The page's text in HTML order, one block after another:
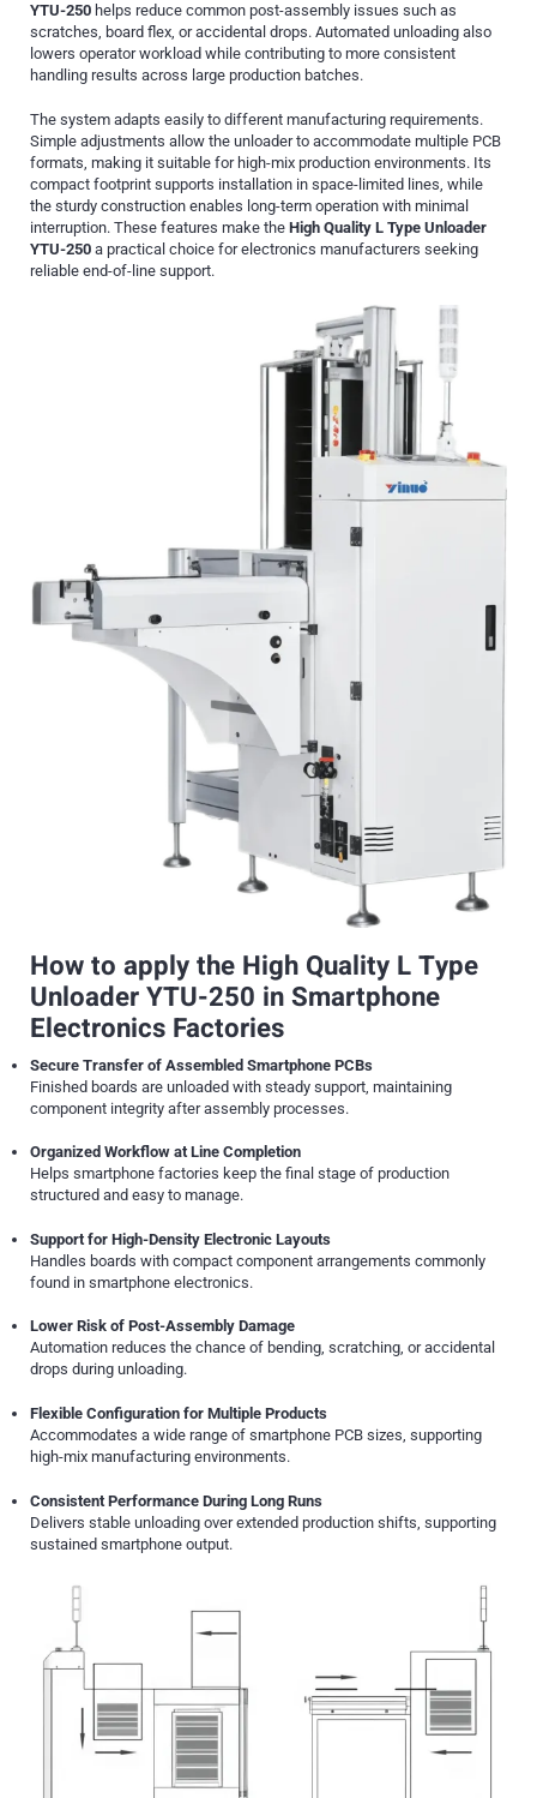
YTU-250 helps reduce common post-assembly issues such as
scratches, board flex, or accidental drops. Automated unloading also
lowers operator workload while contributing to more consistent
handling results across large production batches.
The system adapts easily to different manufacturing requirements.
Simple adjustments allow the unloader to accommodate multiple PCB
formats, making it suitable for high-mix production environments. Its
compact footprint supports installation in space-limited lines, while
the sturdy construction enables long-term operation with minimal
interruption. These features make the High Quality L Type Unloader
YTU-250 a practical choice for electronics manufacturers seeking
reliable end-of-line support.
How to apply the High Quality L Type
Unloader YTU-250 in Smartphone
Electronics Factories
Secure Transfer of Assembled Smartphone PCBs
Finished boards are unloaded with steady support, maintaining
component integrity after assembly processes.
Organized Workflow at Line Completion
Helps smartphone factories keep the final stage of production
structured and easy to manage.
Support for High-Density Electronic Layouts
Handles boards with compact component arrangements commonly
found in smartphone electronics.
Lower Risk of Post-Assembly Damage
Automation reduces the chance of bending, scratching, or accidental
drops during unloading.
Flexible Configuration for Multiple Products
Accommodates a wide range of smartphone PCB sizes, supporting
high-mix manufacturing environments.
Consistent Performance During Long Runs
Delivers stable unloading over extended production shifts, supporting
sustained smartphone output.